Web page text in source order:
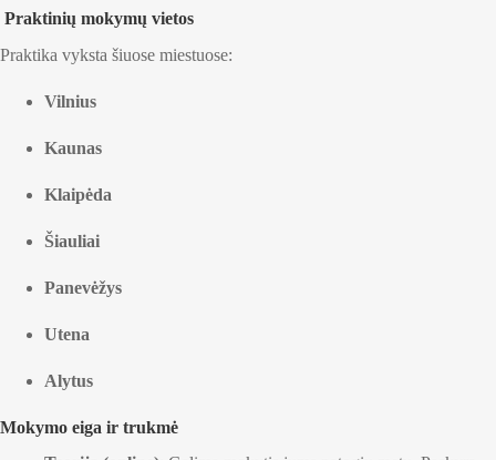
Praktinių mokymų vietos
Praktika vyksta šiuose miestuose:
Vilnius
Kaunas
Klaipėda
Šiauliai
Panevėžys
Utena
Alytus
Mokymo eiga ir trukmė